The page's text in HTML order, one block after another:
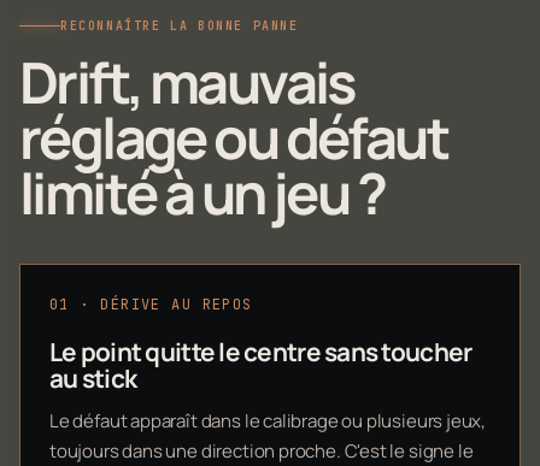
RECONNAÎTRE LA BONNE PANNE
Drift, mauvais
réglage ou défaut
limité à un jeu ?
01 · DÉRIVE AU REPOS
Le point quitte le centre sans toucher
au stick
Le défaut apparaît dans le calibrage ou plusieurs jeux,
toujours dans une direction proche. C'est le signe le